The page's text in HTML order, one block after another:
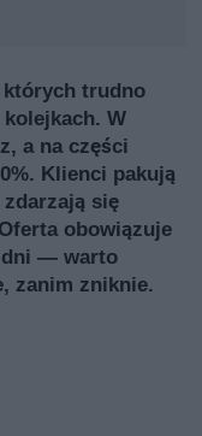
których trudno
W
a na części
Klienci pakują
się
obowiązuje
dni — warto
zanim zniknie.